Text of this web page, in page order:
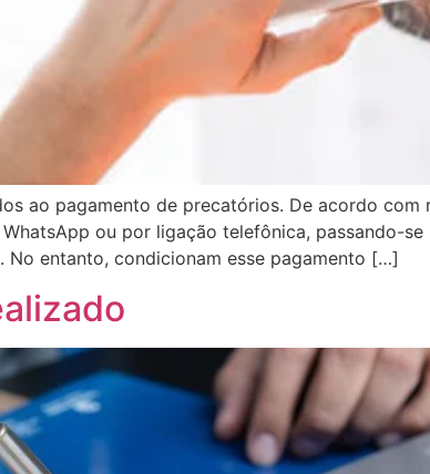
ao pagamento de precatórios. De acordo
ou por ligação telefônica, passando-
No entanto, condicionam esse pagamento […]